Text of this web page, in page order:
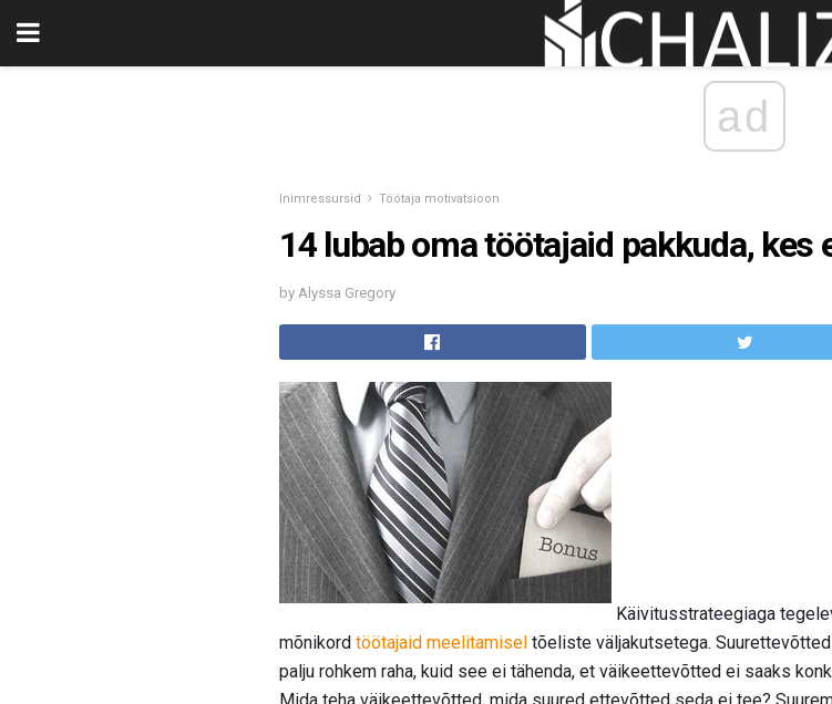
ad
Inimressursid Töötaja motivatsioon
14 lubab oma töötajaid pakkuda, kes
by Alyssa Gregory
Käivitusstrateegiaga
mõnikord töötajaid meelitamisel tõeliste väljakutsetega.
palju rohkem raha, kuid see ei tähenda, et väikeettevõtted ei saaks